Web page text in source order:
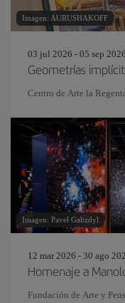
Imagen: AURUSHAKOFF
03 jul 2026 - 05 sep 2026
Geometrías
Centro de Arte la
Imagen: Pavel Gabzdyl
12 mar 2026 - 30 ago
Homenaje a
Fundación de Arte y